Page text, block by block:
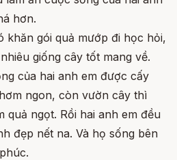
hơn.
khăn gói quả mướp đi học hỏi,
giống cây tốt mang về.
của hai anh em được cấy
ngon, còn vườn cây thì
quả ngọt. Rồi hai anh em đều
đẹp nết na. Và họ sống bên